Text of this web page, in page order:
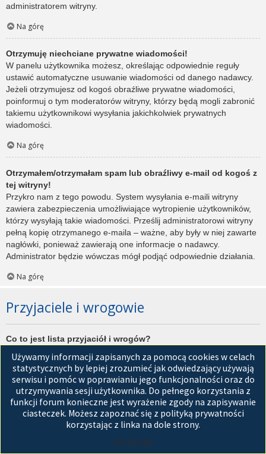
administratorem witryny.
Na górę
Otrzymuję niechciane prywatne wiadomości!
W panelu użytkownika możesz, określając odpowiednie reguły
ustawić automatyczne usuwanie wiadomości od danego nadawcy.
Jeżeli otrzymujesz od kogoś obraźliwe prywatne wiadomości,
poinformuj o tym moderatorów witryny, którzy będą mogli zabronić
takiemu użytkownikowi wysyłania jakichkolwiek prywatnych
wiadomości.
Na górę
Otrzymałem/otrzymałam spam lub obraźliwy e-mail od kogoś z
tej witryny!
Przykro nam z tego powodu. System wysyłania e-maili witryny
zawiera zabezpieczenia umożliwiające wytropienie użytkowników,
którzy wysyłają takie wiadomości. Prześlij administratorowi witryny
pełną kopię otrzymanego e-maila – ważne, aby były w niej zawarte
nagłówki, ponieważ zawierają one informacje o nadawcy.
Administrator będzie wówczas mógł podjąć odpowiednie działania.
Na górę
Przyjaciele i wrogowie
Co to jest lista przyjaciół i wrogów?
użytkowników witryny. Użytkownicy dodani do listy przyjaciół będą
wyświetleni na karciePrzyjacieleznajdującej się w panelu
zarządzania kontem. Z tego poziomu można szybko sprawdzić ich
status, a także wysłać prywatną wiadomość. Zależnie od
używanego stylu witryny, posty tych użytkowników mogą być
wyróżniane. Jeśli użytkownik zostanie dodany do listy wrogów,
Używamy informacji zapisanych za pomocą cookies w celach
statystycznych by lepiej zrozumieć jak odwiedzający używają
serwisu i pomóc w poprawianiu jego funkcjonalności oraz do
utrzymywania sesji użytkownika. Do pełnego korzystania z
funkcji forum konieczne jest wyrażenie zgody na zapisywanie
ciasteczek. Możesz zapoznać się z polityką prywatności
korzystając z linka na dole strony.
Akceptuję